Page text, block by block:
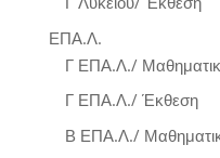
ΕΠΑ.Λ.
Γ ΕΠΑ.Λ./
Γ ΕΠΑ.Λ./ Έκθεση
Β ΕΠΑ.Λ./